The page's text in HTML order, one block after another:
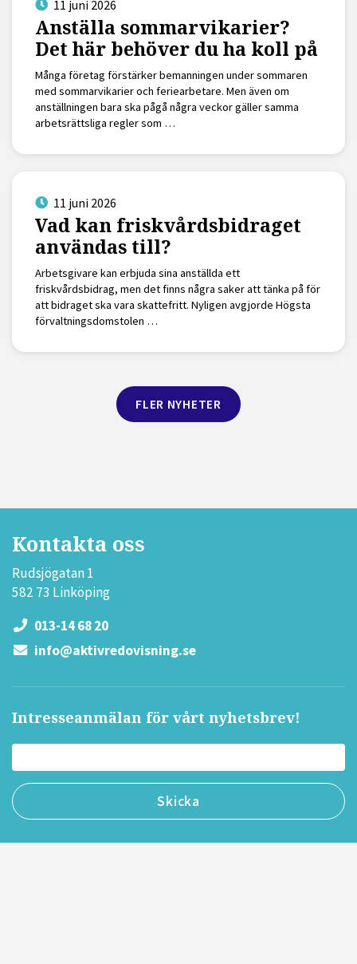
11 juni 2026
Anställa sommarvikarier?
Det här behöver du ha koll på
Många företag förstärker bemanningen under sommaren
med sommarvikarier och feriearbetare. Men även om
anställningen bara ska pågå några veckor gäller samma
arbetsrättsliga regler som …
11 juni 2026
Vad kan friskvårdsbidraget
användas till?
Arbetsgivare kan erbjuda sina anställda ett
friskvårdsbidrag, men det finns några saker att tänka på för
att bidraget ska vara skattefritt. Nyligen avgjorde Högsta
förvaltningsdomstolen …
FLER NYHETER
Kontakta oss
Rudsjögatan 1
582 73 Linköping
013-14 68 20
info@aktivredovisning.se
Intresseanmälan för vårt nyhetsbrev!